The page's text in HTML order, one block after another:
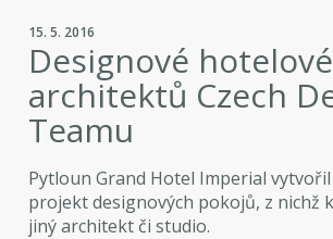
15. 5. 2016
Designové
architektů Czech
Teamu
Pytloun Grand Hotel Imperial
projekt designových pokojů, z nichž
jiný architekt či studio.